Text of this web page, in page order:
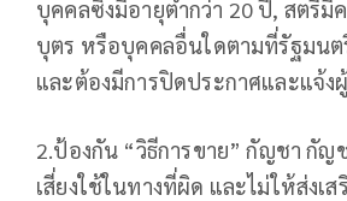
บุคคลซึ่งมีอายุต่ำกว่า 20 ปี, สตรีมี
บุตร หรือบุคคลอื่นใดตามที่รัฐมน
และต้องมีการปิดประกาศและแจ้ง
2.ป้องกัน “วิธีการขาย” กัญชา กัญ
เสี่ยงใช้ในทางที่ผิด และไม่ให้ส่งเ